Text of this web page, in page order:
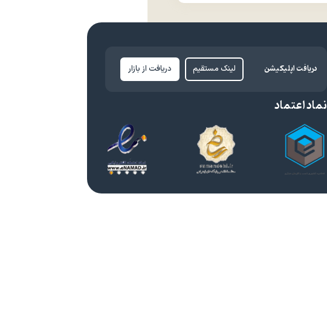
دریافت اپلیکیشن لینک مستقیم دریافت از بازار
نماد اعتماد